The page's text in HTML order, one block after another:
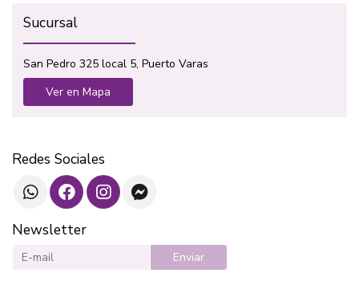
Sucursal
San Pedro 325 local 5, Puerto Varas
Ver en Mapa
Redes Sociales
Newsletter
Enviar